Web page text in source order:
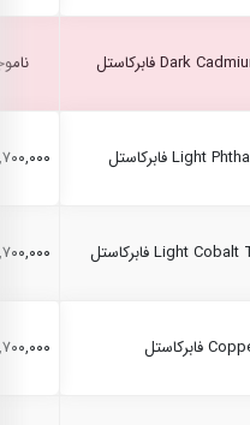
۲,۷۰۰,۰۰۰
۲,۷۰۰,۰۰۰
۲,۷۰۰,۰۰۰